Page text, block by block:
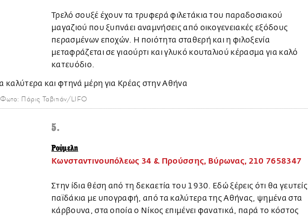
Τρελό σουξέ έχουν τα τρυφερά φιλετάκια του παραδοσιακού
μαγαζιού που ξυπνάει αναμνήσεις από οικογενειακές εξόδους
περασμένων εποχών. Η ποιότητα σταθερή και η φιλοξενία
μεταφράζεται σε γιαούρτι και γλυκό κουταλιού κέρασμα για καλό
κατευόδιο.
Φωτο: Πάρις Ταβιτιάν/LIFO
5.
Ρούμελη
Κωνσταντινουπόλεως 34 & Προύσσης, Βύρωνας, 210 7658347
Στην ίδια θέση από τη δεκαετία του 1930. Εδώ ξέρεις ότι θα γευτείς
παϊδάκια με υπογραφή, από τα καλύτερα της Αθήνας, ψημένα στα
κάρβουνα, στα οποία ο Νίκος επιμένει φανατικά, παρά το κόστος